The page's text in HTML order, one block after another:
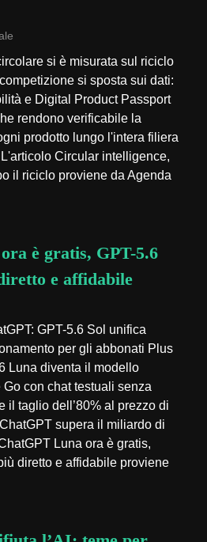
si è misurata sul riciclo
si sposta sui dati:
e Digital Product Passport
rendono verificabile la
prodotto lungo l'intera filiera
Circular intelligence,
il riciclo proviene da Agenda
è gratis, GPT-5.6
e affidabile
GPT-5.6 Sol unifica
per gli abbonati Plus
Luna diventa il modello
con chat testuali senza
il taglio dell’80% al prezzo di
supera il miliardo di
Luna ora è gratis,
diretto e affidabile proviene